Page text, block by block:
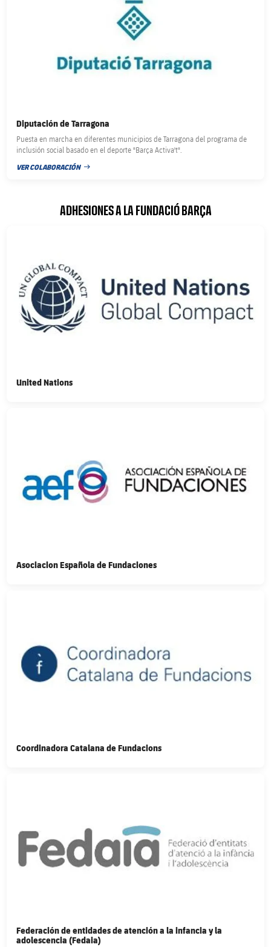
Diputación de Tarragona
Puesta en marcha en diferentes municipios de Tarragona del programa de
inclusión social basado en el deporte "Barça Activa't".
VER COLABORACIÓN
FECHA DE PUBLICACIÓN
ADHESIONES A LA FUNDACIÓ BARÇA
United Nations
Asociacion Española de Fundaciones
Coordinadora Catalana de Fundacions
Federación de entidades de atención a la infancia y la
adolescencia (Fedaia)